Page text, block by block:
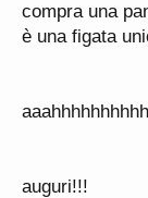
compra una
è una figata
auguri!!!